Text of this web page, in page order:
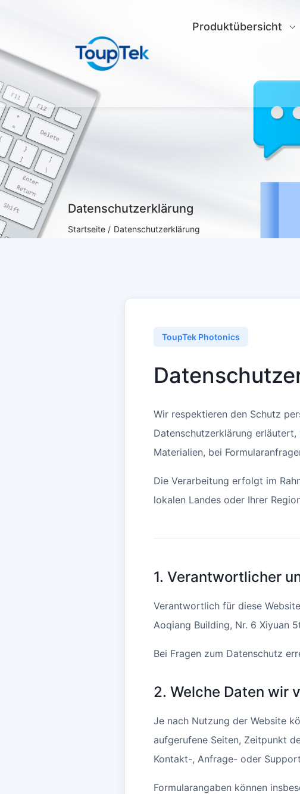
Produktübersicht
Datenschutzerklärung
Startseite / Datenschutzerklärung
ToupTek Photonics
Wir respektieren den Schutz
Datenschutzerklärung
Materialien, bei
Die Verarbeitung erfolgt im
lokalen Landes oder Ihrer
1. Verantwortlicher
Verantwortlich für diese
Aoqiang Building, Nr. 6 Xiyuan
Bei Fragen zum Datenschutz
2. Welche Daten wir
Je nach Nutzung der Website
aufgerufene Seiten, Zeitpunkt
Kontakt-, Anfrage- oder
Formularangaben können